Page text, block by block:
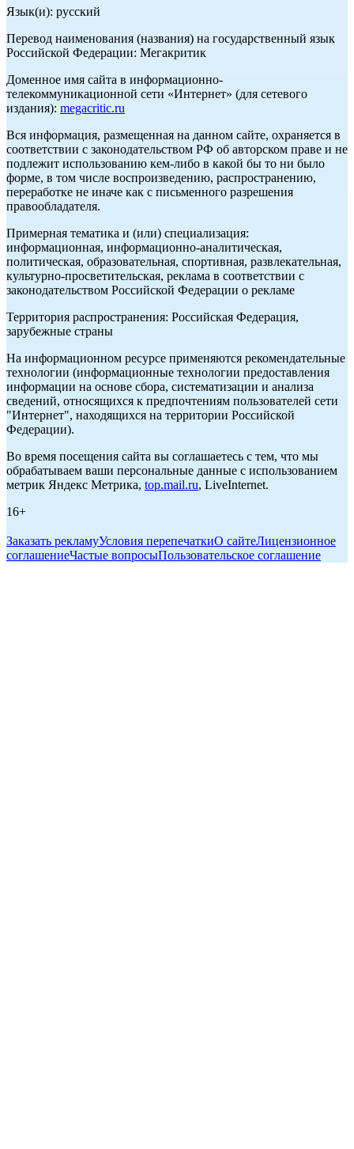
Язык(и): русский
Перевод наименования (названия) на государственный язык
Российской Федерации: Мегакритик
Доменное имя сайта в информационно-
телекоммуникационной сети «Интернет» (для сетевого
издания): megacritic.ru
Вся информация, размещенная на данном сайте, охраняется в
соответствии с законодательством РФ об авторском праве и не
подлежит использованию кем-либо в какой бы то ни было
форме, в том числе воспроизведению, распространению,
переработке не иначе как с письменного разрешения
правообладателя.
Примерная тематика и (или) специализация:
информационная, информационно-аналитическая,
политическая, образовательная, спортивная, развлекательная,
культурно-просветительская, реклама в соответствии с
законодательством Российской Федерации о рекламе
Территория распространения: Российская Федерация,
зарубежные страны
На информационном ресурсе применяются рекомендательные
технологии (информационные технологии предоставления
информации на основе сбора, систематизации и анализа
сведений, относящихся к предпочтениям пользователей сети
"Интернет", находящихся на территории Российской
Федерации).
Во время посещения сайта вы соглашаетесь с тем, что мы
обрабатываем ваши персональные данные с использованием
метрик Яндекс Метрика, top.mail.ru, LiveInternet.
16+
Заказать рекламуУсловия перепечаткиО сайтеЛицензионное
соглашениеЧастые вопросыПользовательское соглашение